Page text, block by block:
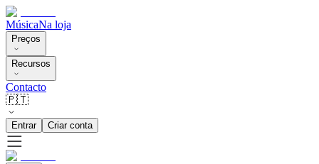
MúsicaNa loja
Preços
Recursos
Contacto
🇵🇹
Entrar Criar conta